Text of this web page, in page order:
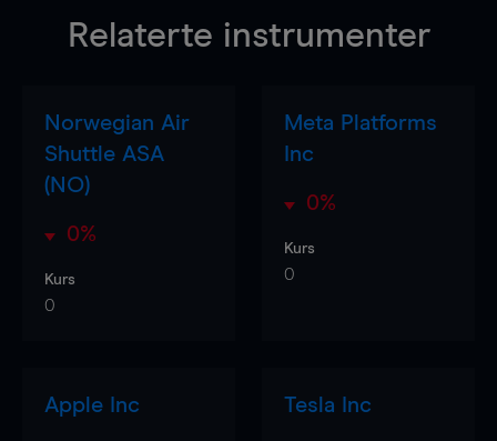
Relaterte instrumenter
Norwegian Air
Shuttle ASA
(NO)
0%
Kurs
0
Meta Platforms
Inc
0%
Kurs
0
Apple Inc Tesla Inc